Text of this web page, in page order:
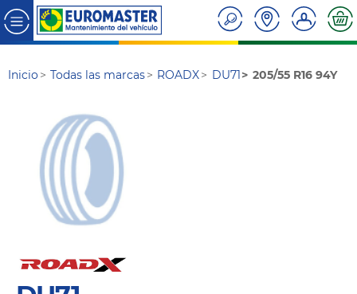
Inicio Todas las marcas ROADX DU71 205/55 R16 94Y